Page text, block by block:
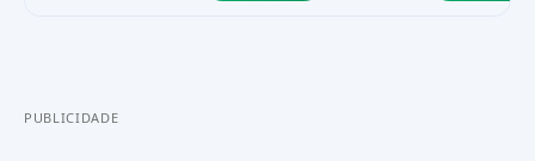
PUBLICIDADE